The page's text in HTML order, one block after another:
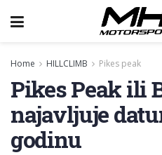
Home HILLCLIMB Pikes peak
Pikes Peak ili
najavljuje
godinu